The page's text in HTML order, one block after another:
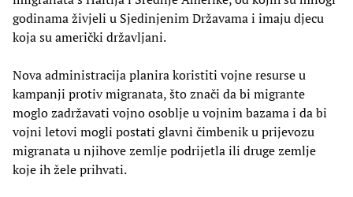
godinama živjeli u Sjedinjenim Državama i imaju djecu
koja su američki državljani.
Nova administracija planira koristiti vojne resurse u
kampanji protiv migranata, što znači da bi migrante
moglo zadržavati vojno osoblje u vojnim bazama i da bi
vojni letovi mogli postati glavni čimbenik u prijevozu
migranata u njihove zemlje podrijetla ili druge zemlje
koje ih žele prihvati.